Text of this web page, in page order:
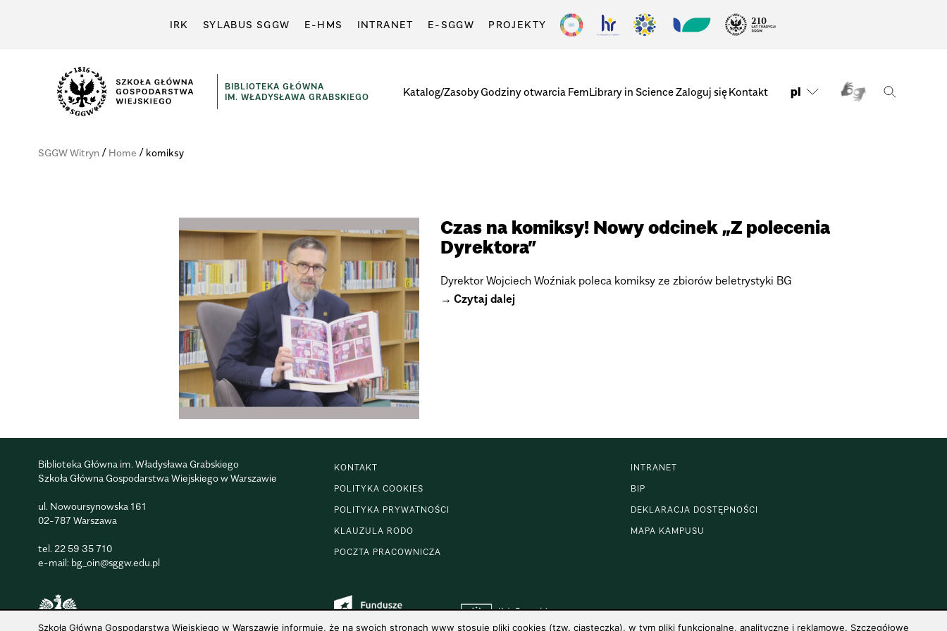
IRK SYLABUS SGGW E-HMS INTRANET E-SGGW PROJEKTY
Gospodarstwa
BIBLIOTEKA GŁÓWNA
IM. WŁADYSŁAWA GRABSKIEGO
Katalog/ZasobyGodziny otwarcia FemLibrary in ScienceZaloguj sięKontakt pl
SGGW Witryn/ Home / komiksy
Czas na komiksy! Nowy odcinek „Z polecenia
Dyrektora”
Dyrektor Wojciech Woźniak poleca komiksy ze zbiorów beletrystyki BG
Czytaj dalej
Biblioteka Główna im. Władysława Grabskiego
Szkoła Główna Gospodarstwa Wiejskiego w Warszawie
ul. Nowoursynowska 161
02-787 Warszawa
tel. 22 59 35 710
e-mail: bg_oin@sggw.edu.pl
KONTAKT
POLITYKA COOKIES
POLITYKA PRYWATNOŚCI
KLAUZULA RODO
POCZTA PRACOWNICZA
INTRANET
BIP
DEKLARACJA DOSTĘPNOŚCI
MAPA KAMPUSU
Szkoła Główna Gospodarstwa Wiejskiego w Warszawie informuje, że na swoich stronach www stosuje pliki cookies (tzw. ciasteczka), w tym pliki funkcjonalne, analityczne i reklamowe. Szczegółowe